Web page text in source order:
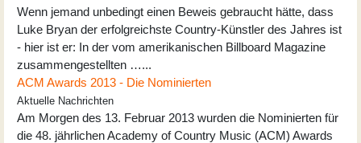
Wenn jemand unbedingt einen Beweis gebraucht hätte, dass
Luke Bryan der erfolgreichste Country-Künstler des Jahres ist
- hier ist er: In der vom amerikanischen Billboard Magazine
zusammengestellten …...
ACM Awards 2013 - Die Nominierten
Aktuelle Nachrichten
Am Morgen des 13. Februar 2013 wurden die Nominierten für
die 48. jährlichen Academy of Country Music (ACM) Awards